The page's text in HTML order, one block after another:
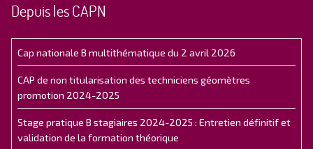
Depuis les CAPN
Cap nationale B multithématique du 2 avril 2026
CAP de non titularisation des techniciens géomètres
promotion 2024-2025
Stage pratique B stagiaires 2024-2025 : Entretien définitif et
validation de la formation théorique